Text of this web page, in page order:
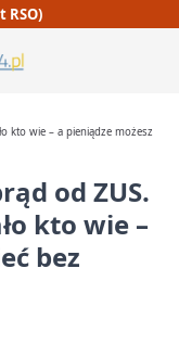
RSO)
kto wie – a pieniądze możesz
od ZUS.
kto wie –
bez